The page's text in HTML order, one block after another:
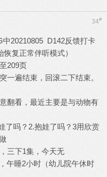
34#
中20210805 D142反馈打卡
复正常伴听模式）
209页
一遍结束，回滚二下结束。
翻看，最近主要是与动物有
了吗？2.抱娃了吗？3用欣赏
三下1集，今天无
午睡2小时（幼儿院午休时